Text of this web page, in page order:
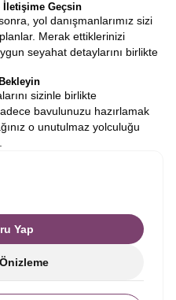
İletişime Geçsin
yol danışmanlarımız sizi
Merak ettiklerinizi
seyahat detaylarını birlikte
sizinle birlikte
bavulunuzu hazırlamak
o unutulmaz yolculuğu
Yap